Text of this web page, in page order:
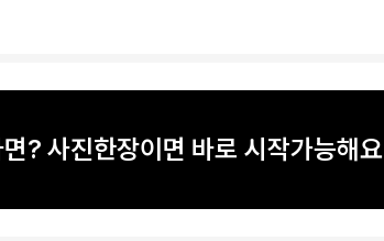
? 사진한장이면 바로 시작가능해요